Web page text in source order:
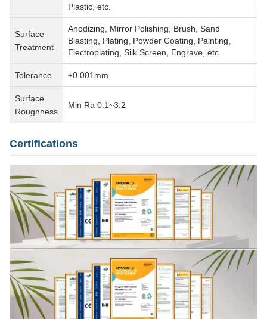
Plastic, etc.
Surface
Treatment
Anodizing, Mirror Polishing, Brush, Sand
Blasting, Plating, Powder Coating, Painting,
Electroplating, Silk Screen, Engrave, etc.
Tolerance ±0.001mm
Surface
Roughness
Min Ra 0.1~3.2
Certifications